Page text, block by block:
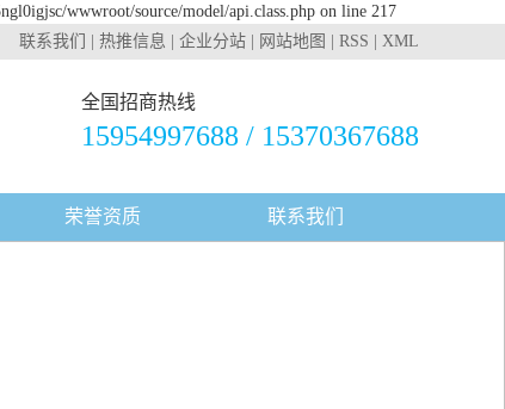
wwwroot/source/model/api.class.php on line 217
联系我们 热推信息 企业分站 网站地图 RSS XML
全国招商热线
15954997688 / 15370367688
荣誉资质 联系我们